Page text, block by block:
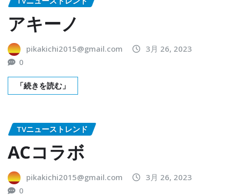
アキーノ
pikakichi2015@gmail.com
3月 26, 2023
0
「続きを読む」
TVニューストレンド
ACコラボ
pikakichi2015@gmail.com
3月 26, 2023
0